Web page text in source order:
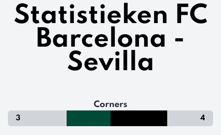
Statistieken FC
Barcelona -
Sevilla
Corners
3 4